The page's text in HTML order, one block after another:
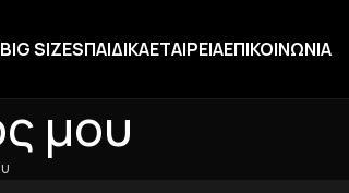
BIG SIZESΠΑΙΔΙΚΑΕΤΑΙΡΕΙΑΕΠΙΚΟΙΝΩΝΙΑ
μου